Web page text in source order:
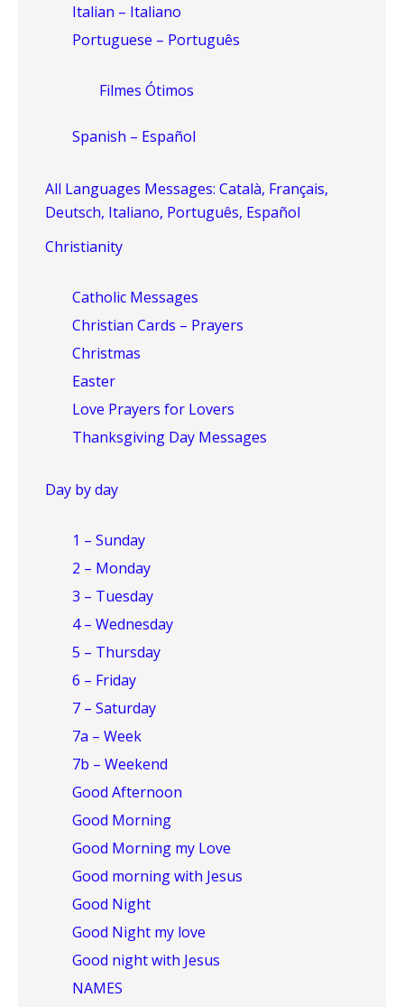
Italian – Italiano
Portuguese – Português
Filmes Ótimos
Spanish – Español
All Languages Messages: Català, Français,
Deutsch, Italiano, Português, Español
Christianity
Catholic Messages
Christian Cards – Prayers
Christmas
Easter
Love Prayers for Lovers
Thanksgiving Day Messages
Day by day
1 – Sunday
2 – Monday
3 – Tuesday
4 – Wednesday
5 – Thursday
6 – Friday
7 – Saturday
7a – Week
7b – Weekend
Good Afternoon
Good Morning
Good Morning my Love
Good morning with Jesus
Good Night
Good Night my love
Good night with Jesus
NAMES